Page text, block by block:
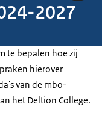
2027
te bepalen hoe zij
hierover
van de mbo-
het Deltion College.